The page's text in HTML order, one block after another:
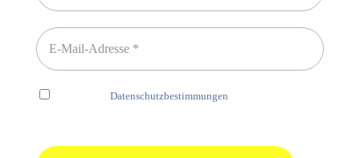
Datenschutzbestimmungen